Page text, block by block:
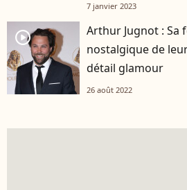
7 janvier 2023
player2
Arthur Jugnot : Sa
nostalgique de
détail glamour
26 août 2022